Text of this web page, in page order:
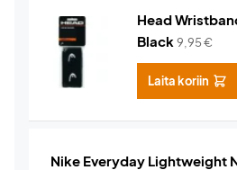
Head
Black9,95€
Laita koriin
Nike Everyday Lightweight